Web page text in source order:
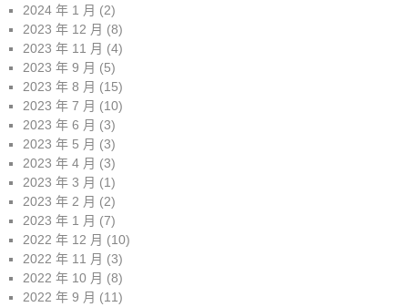
2024 年 1 月 (2)
2023 年 12 月 (8)
2023 年 11 月 (4)
2023 年 9 月 (5)
2023 年 8 月 (15)
2023 年 7 月 (10)
2023 年 6 月 (3)
2023 年 5 月 (3)
2023 年 4 月 (3)
2023 年 3 月 (1)
2023 年 2 月 (2)
2023 年 1 月 (7)
2022 年 12 月 (10)
2022 年 11 月 (3)
2022 年 10 月 (8)
2022 年 9 月 (11)